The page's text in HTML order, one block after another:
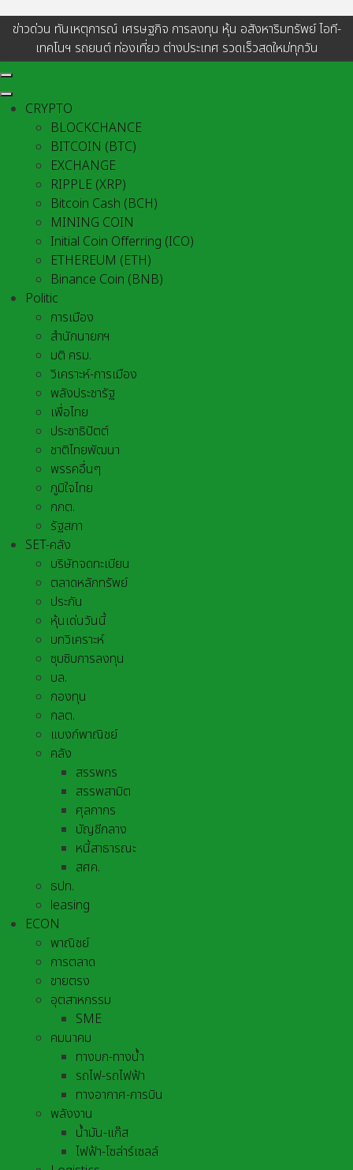
ข่าวด่วน ทันเหตุการณ์ เศรษฐกิจ การลงทุน หุ้น อสังหาริมทรัพย์ ไอที-
เทคโนฯ รถยนต์ ท่องเที่ยว ต่างประเทศ รวดเร็วสดใหม่ทุกวัน
CRYPTO
BLOCKCHANCE
BITCOIN (BTC)
EXCHANGE
RIPPLE (XRP)
Bitcoin Cash (BCH)
MINING COIN
Initial Coin Offerring (ICO)
ETHEREUM (ETH)
Binance Coin (BNB)
Politic
การเมือง
สำนักนายกฯ
มติ ครม.
วิเคราะห์-การเมือง
พลังประชารัฐ
เพื่อไทย
ประชาธิปัตต์
ชาติไทยพัฒนา
พรรคอื่นๆ
ภูมิใจไทย
กกต.
รัฐสภา
SET-คลัง
บริษัทจดทะเบียน
ตลาดหลักทรัพย์
ประกัน
หุ้นเด่นวันนี้
บทวิเคราะห์
ซุบซิบการลงทุน
บล.
กองทุน
กลต.
แบงก์พาณิชย์
คลัง
สรรพกร
สรรพสามิต
ศุลกากร
บัญชีกลาง
หนี้สาธารณะ
สศค.
ธปท.
leasing
ECON
พาณิชย์
การตลาด
ขายตรง
อุตสาหกรรม
SME
คมนาคม
ทางบก-ทางน้ำ
รถไฟ-รถไฟฟ้า
ทางอากาศ-การบิน
พลังงาน
น้ำมัน-แก๊ส
ไฟฟ้า-โซล่าร์เซลล์